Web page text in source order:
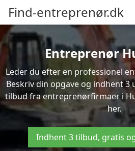
Find-entreprenør.dk
Entreprenør
Leder du efter en professionel
Beskriv din opgave og indhent
tilbud fra entreprenørfirmaer i
her.
Indhent 3 tilbud, gratis